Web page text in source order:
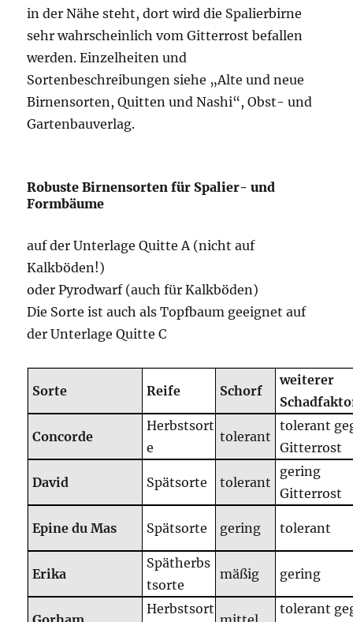
in der Nähe steht, dort wird die Spalierbirne
sehr wahrscheinlich vom Gitterrost befallen
werden. Einzelheiten und
Sortenbeschreibungen siehe „Alte und neue
Birnensorten, Quitten und Nashi“, Obst- und
Gartenbauverlag.
Robuste Birnensorten für Spalier- und
Formbäume
auf der Unterlage Quitte A (nicht auf
Kalkböden!)
oder Pyrodwarf (auch für Kalkböden)
Die Sorte ist auch als Topfbaum geeignet auf
der Unterlage Quitte C
Sorte Reife Schorf
weiterer
Concorde
Herbstsort
e
tolerant
tolerant
Gitterrost
David Spätsorte tolerant
gering
Gitterrost
Epine du Mas Spätsorte gering tolerant
Erika
Spätherbs
tsorte
mäßig gering
Herbstsort
tolerant